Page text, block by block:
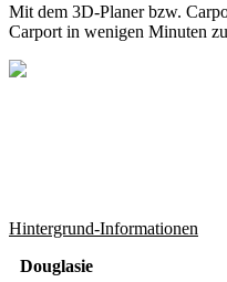
Mit dem 3D-Planerbzw.
Carport in wenigen Minuten
Hintergrund-Informationen
Douglasie